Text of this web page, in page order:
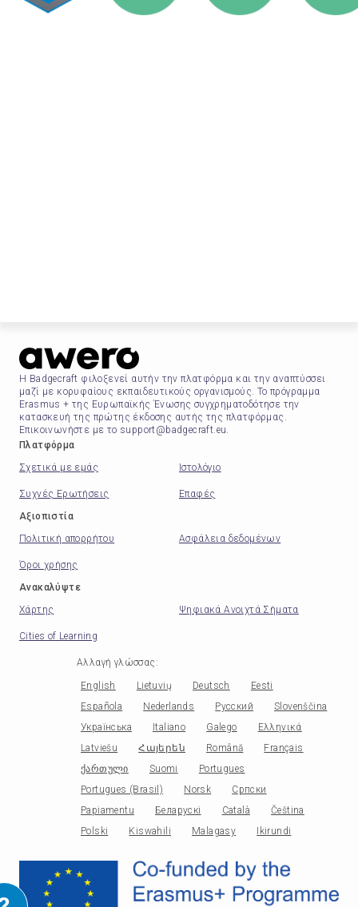
Η Badgecraft φιλοξενεί αυτήν την πλατφόρμα και την αναπτύσσει
μαζί με κορυφαίους εκπαιδευτικούς οργανισμούς. Το πρόγραμμα
Erasmus + της Ευρωπαϊκής Ένωσης συγχρηματοδότησε την
κατασκευή της πρώτης έκδοσης αυτής της πλατφόρμας.
Επικοινωνήστε με το support@badgecraft.eu.
Πλατφόρμα
Σχετικά με εμάς
Ιστολόγιο
Συχνές Ερωτήσεις
Επαφές
Αξιοπιστία
Πολιτική απορρήτου
Ασφάλεια δεδομένων
Όροι χρήσης
Ανακαλύψτε
Χάρτης
Ψηφιακά Ανοιχτά Σήματα
Cities of Learning
Αλλαγή γλώσσας :
English Lietuvių Deutsch
Eesti
Española
Nederlands Русский
Slovenščina
Українська
Italiano Galego
Ελληνικά
Latviešu
Հայերեն Română
Français
ქართული
Suomi
Portugues
Portugues (Brasil)
Norsk
Српски
Papiamentu
Беларускі Català
Čeština
Polski
Kiswahili Malagasy Ikirundi